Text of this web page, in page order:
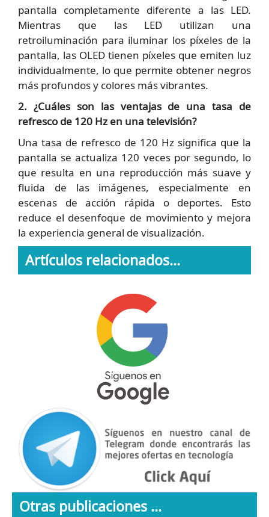
pantalla completamente diferente a las LED.
Mientras que las LED utilizan una
retroiluminación para iluminar los píxeles de la
pantalla, las OLED tienen píxeles que emiten luz
individualmente, lo que permite obtener negros
más profundos y colores más vibrantes.
2. ¿Cuáles son las ventajas de una tasa de
refresco de 120 Hz en una televisión?
Una tasa de refresco de 120 Hz significa que la
pantalla se actualiza 120 veces por segundo, lo
que resulta en una reproducción más suave y
fluida de las imágenes, especialmente en
escenas de acción rápida o deportes. Esto
reduce el desenfoque de movimiento y mejora
la experiencia general de visualización.
Artículos relacionados...
Otras publicaciones ...